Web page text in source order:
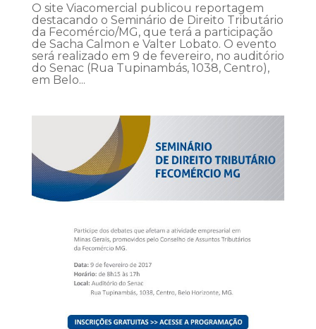
O site Viacomercial publicou reportagem
destacando o Seminário de Direito Tributário
da Fecomércio/MG, que terá a participação
de Sacha Calmon e Valter Lobato. O evento
será realizado em 9 de fevereiro, no auditório
do Senac (Rua Tupinambás, 1038, Centro),
em Belo...